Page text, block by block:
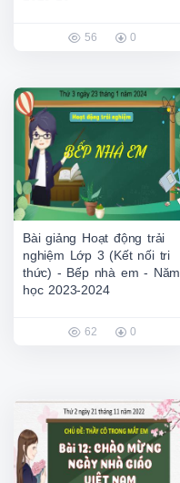
56 0
Bài giảng Hoạt động trải
nghiệm Lớp 3 (Kết nối tri
thức) - Bếp nhà em - Năm
học 2023-2024
62 0